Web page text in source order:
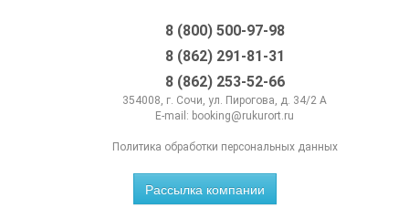
8 (800) 500-97-98
8 (862) 291-81-31
8 (862) 253-52-66
354008, г. Сочи, ул. Пирогова, д. 34/2 А
E-mail: booking@rukurort.ru
Политика обработки персональных данных
Рассылка компании